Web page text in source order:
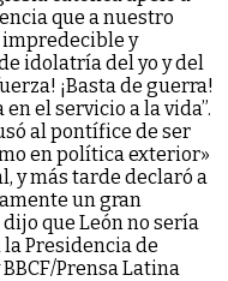
que a nuestro
impredecible y
idolatría del yo y del
¡Basta de guerra!
el servicio a la vida”.
al pontífice de ser
en política exterior»
y más tarde declaró a
un gran
que León no sería
Presidencia de
Prensa Latina